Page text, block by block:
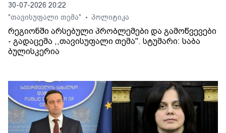
30-07-2026 20:22
"თავისუფალი თემა"
• პოლიტიკა
რეგიონში არსებული პრობლემები და გამოწვევები
- გადაცემა ,,თავისუფალი თემა". სტუმარი: საბა
ბულისკერია